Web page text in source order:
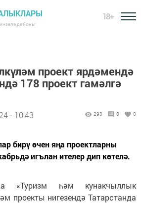
районы
18+
проект ярдәмендә
178 проект гамәлгә
- 10:43 293 0 0
бирү өчен яңа проектларны
игълан ителер дип көтелә.
«Туризм һәм кунакчыллык
проекты нигезендә Татарстанда